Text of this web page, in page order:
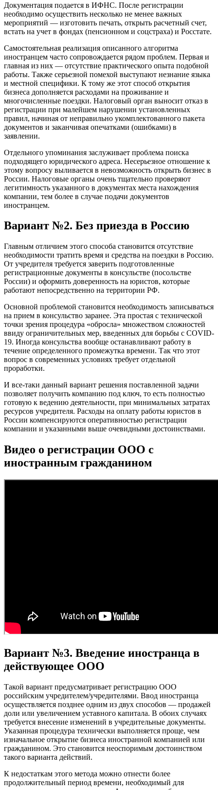
Документация подается в ИФНС. После регистрации
необходимо осуществить несколько не менее важных
мероприятий — изготовить печать, открыть расчетный счет,
встать на учет в фондах (пенсионном и соцстраха) и Росстате.
Самостоятельная реализация описанного алгоритма
иностранцем часто сопровождается рядом проблем. Первая и
главная из них — отсутствие практического опыта подобной
работы. Также серьезной помехой выступают незнание языка
и местной специфики. К тому же этот способ открытия
бизнеса дополняется расходами на проживание и
многочисленные поездки. Налоговый орган выносит отказ в
регистрации при малейшем нарушении установленных
правил, начиная от неправильно укомплектованного пакета
документов и заканчивая опечатками (ошибками) в
заявлении.
Отдельного упоминания заслуживает проблема поиска
подходящего юридического адреса. Несерьезное отношение к
этому вопросу выливается в невозможность открыть бизнес в
России. Налоговые органы очень тщательно проверяют
легитимность указанного в документах места нахождения
компании, тем более в случае подачи документов
иностранцем.
Вариант №2. Без приезда в Россию
Главным отличием этого способа становится отсутствие
необходимости тратить время и средства на поездки в Россию.
От учредителя требуется заверить подготовленные
регистрационные документы в консульстве (посольстве
России) и оформить доверенность на юристов, которые
работают непосредственно на территории РФ.
Основной проблемой становится необходимость записываться
на прием в консульство заранее. Эта простая с технической
точки зрения процедура «обросла» множеством сложностей
ввиду ограничительных мер, введенных для борьбы с COVID-
19. Иногда консульства вообще останавливают работу в
течение определенного промежутка времени. Так что этот
вопрос в современных условиях требует отдельной
проработки.
И все-таки данный вариант решения поставленной задачи
позволяет получить компанию под ключ, то есть полностью
готовую к ведению деятельности, при минимальных затратах
ресурсов учредителя. Расходы на оплату работы юристов в
России компенсируются оперативностью регистрации
компании и указанными выше очевидными достоинствами.
Видео о регистрации ООО с
иностранным гражданином
Вариант №3. Введение иностранца в
действующее ООО
Такой вариант предусматривает регистрацию ООО
российским учредителем/учредителями. Ввод иностранца
осуществляется позднее одним из двух способов — продажей
доли или увеличением уставного капитала. В обоих случаях
требуется внесение изменений в учредительные документы.
Указанная процедура технически выполняется проще, чем
изначальное открытие бизнеса иностранной компанией или
гражданином. Это становится неоспоримым достоинством
такого варианта действий.
К недостаткам этого метода можно отнести более
продолжительный период времени, необходимый для